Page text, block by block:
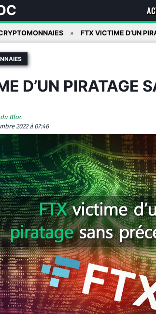
FTX VICTIME D’UN
D’UN PIRATAGE
Bloc
2022 à 07:46